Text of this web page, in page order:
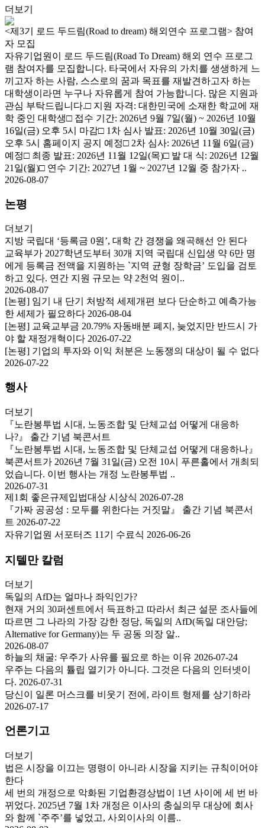
더보기
<제3기 로드 두드림(Road to dream) 해외연수 프로그램> 참여
자 모집
자유기업원이 로드 두드림(Road To Dream) 해외 연수 프로그
램 참여자를 모집합니다. 타국에서 자유의 가치를 생생하게 느
끼고자 하는 사람, 스스로의 꿈과 목표를 재발견하고자 하는
대학생이라면 누구나 자유롭게 참여 가능합니다. 많은 지원과
관심 부탁드립니다.□ 지원 자격: 대한민국에 소재한 학교에 재
학 중인 대학생□ 접수 기간: 2026년 9월 7일(월) ~ 2026년 10월
16일(금) 오후 5시 마감□ 1차 심사 발표: 2026년 10월 30일(금)
오후 5시 홈페이지 공지 예정□ 2차 심사: 2026년 11월 6일(금)
예정□ 최종 발표: 2026년 11월 12일(목)□ 발 대 식: 2026년 12월
21일(월)□ 연수 기간: 2027년 1월 ~ 2027년 12월 중 참가자 ..
2026-08-07
논평
더보기
지방 국립대 ‘등록금 0원’, 대학 간 경쟁을 왜곡해선 안 된다
교육부가 2027학년도부터 30개 지역 국립대 신입생 약 6만 명
에게 등록금 전액을 지원하는 `지역 균형 장학금’ 도입을 검토
하고 있다. 연간 지원 규모는 약 2천억 원이..
2026-08-07
[논평] 임기 내 단기 처방적 세제개편 보다 단순하고 예측가능
한 세제가 필요하다 2026-08-04
[논평] 교육교부금 20.79% 자동배분 폐지, 늦었지만 반드시 가
야 할 재정개혁이다 2026-07-22
[논평] 기업의 투자와 이익 처분은 노동쟁의 대상이 될 수 없다
2026-07-22
행사
더보기
『노란봉투법 시대, 노동조합 및 단체교섭 어떻게 대응하
나?』 출간 기념 북콘서트
『노란봉투법 시대, 노동조합 및 단체교섭 어떻게 대응하나』
북콘서트가 2026년 7월 31일(금) 오전 10시 푸른홀에서 개최되
었습니다. 이번 행사는 개정 노란봉투법 ..
2026-07-31
제1회 좋은규제입법대상 시상식 2026-07-28
『가짜 공공성 : 모두를 위한다는 거짓말』 출간 기념 북콘서
트 2026-07-22
자유기업원 서포터즈 11기 수료식 2026-06-26
지텔만 칼럼
더보기
독일의 AfD는 얼마나 좌익인가?
현재 거의 30퍼센트에서 득표하고 따라서 최근 설문 조사들에
따르면 그 나라의 가장 강한 정당, 독일의 AfD(독일 대안당;
Alternative for Germany)는 두 공동 의장 알..
2026-08-07
하늘의 채굴: 우주가 사유를 필요로 하는 이유 2026-07-24
우주는 다음의 튤립 열기가 아니다. 그것은 다음의 인터넷이
다. 2026-07-31
당신이 일론 머스크를 비웃기 전에, 라이트 형제를 상기하라
2026-07-17
언론기고
더보기
법은 시장을 이끄는 명령이 아니라 시장을 지키는 규칙이어야
한다
세 번의 개정으로 악화된 기업환경상법이 1년 사이에 세 번 바
뀌었다. 2025년 7월 1차 개정은 이사의 충실의무 대상에 회사
와 함께 `주주’를 넣었고, 사외이사의 이름..